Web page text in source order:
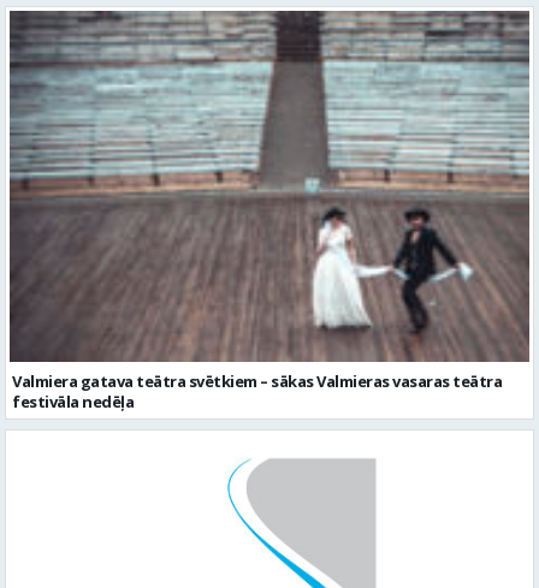
Valmiera gatava teātra svētkiem – sākas Valmieras vasaras teātra
festivāla nedēļa